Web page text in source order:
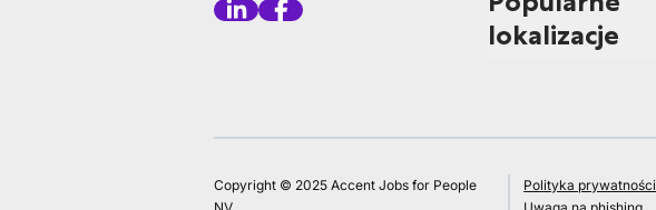
lokalizacje
Copyright © 2025 Accent Jobs for People
Polityka prywatności